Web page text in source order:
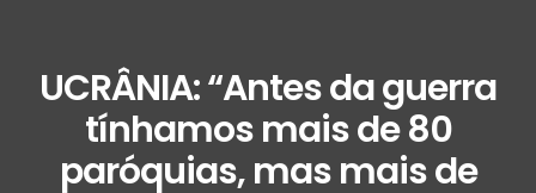
UCRÂNIA: “Antes da guerra
tínhamos mais de 80
paróquias, mas mais de